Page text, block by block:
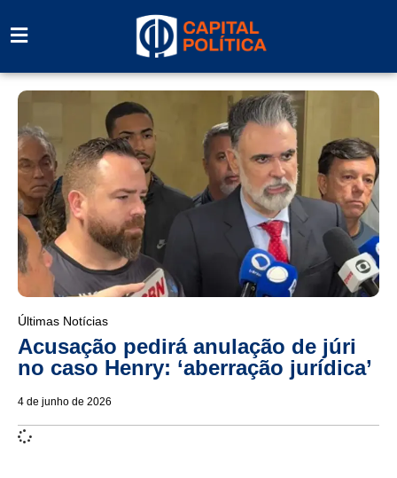
Últimas Notícias
Acusação pedirá anulação de júri
no caso Henry: ‘aberração jurídica’
4 de junho de 2026